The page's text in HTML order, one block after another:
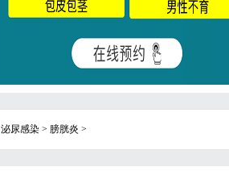
泌尿感染 > 膀胱炎 >